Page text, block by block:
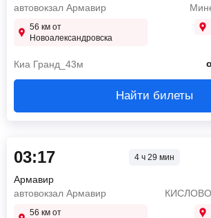
автовокзал Армавир
56 км от
Новоалександровска
Киа Гранд_43м
Найти билеты
03:17 4 ч 29 мин
Армавир
автовокзал Армавир
56 км от